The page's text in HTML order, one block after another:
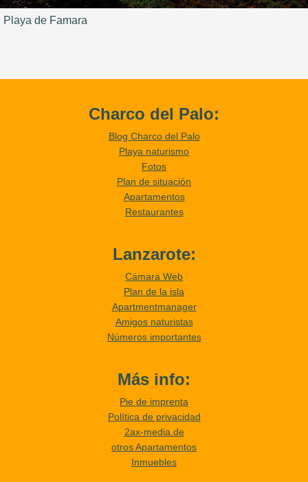
Playa de Famara
Charco del Palo:
Blog Charco del Palo
Playa naturismo
Fotos
Plan de situación
Apartamentos
Restaurantes
Lanzarote:
Cámara Web
Plan de la isla
Apartmentmanager
Amigos naturistas
Números importantes
Más info:
Pie de imprenta
Política de privacidad
2ax-media.de
otros Apartamentos
Inmuebles